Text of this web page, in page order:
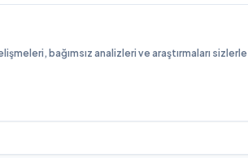
bağımsız analizleri ve araştırmaları sizlerle